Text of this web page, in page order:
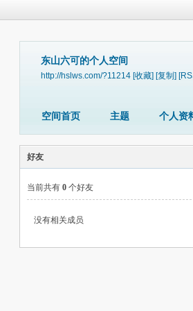
东山六可的个人空间
http://hslws.com/?11214 [收藏] [复制]
空间首页 主题 个人资
好友
当前共有 0 个好友
没有相关成员